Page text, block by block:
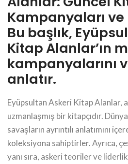
Kampanyaları ve
Bu başlık,
Kitap Alanlar’ın
kampanyalarını
anlatır.
Eyüpsultan Askeri Kitap Alanlar,
uzmanlaşmış bir kitapçıdır.
savaşların ayrıntılı anlatımını
koleksiyona sahiptirler. Ayrıca,
yanı sıra, askeri teoriler ve